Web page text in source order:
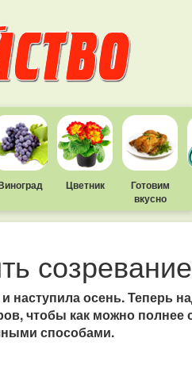
Цветник
Готовим
вкусно
наступила осень. Теперь
чтобы как можно полнее
способами.